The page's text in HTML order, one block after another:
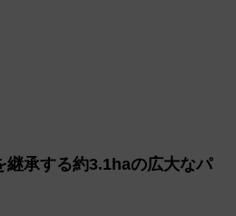
継承する約3.1haの広大なパ